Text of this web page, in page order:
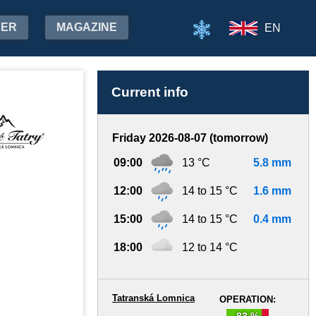
MAGAZINE EN
Current info
Friday 2026-08-07 (tomorrow)
09:00 13 °C 5.8 mm
12:00 14 to 15 °C 1.6 mm
15:00 14 to 15 °C 0.4 mm
18:00 12 to 14 °C
OPERATION:
Tatranská Lomnica